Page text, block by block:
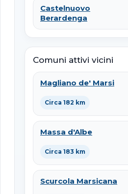
Castelnuovo
Berardenga
Comuni attivi vicini
Magliano de' Marsi
Circa 182 km
Massa d'Albe
Circa 183 km
Scurcola Marsicana